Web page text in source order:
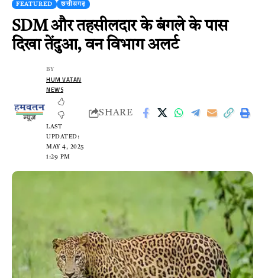
FEATURED छत्तीसगढ़
SDM और तहसीलदार के बंगले के पास
दिखा तेंदुआ, वन विभाग अलर्ट
LAST
UPDATED:
MAY 4, 2025
1:29 PM
BY
HUM VATAN
NEWS
SHARE